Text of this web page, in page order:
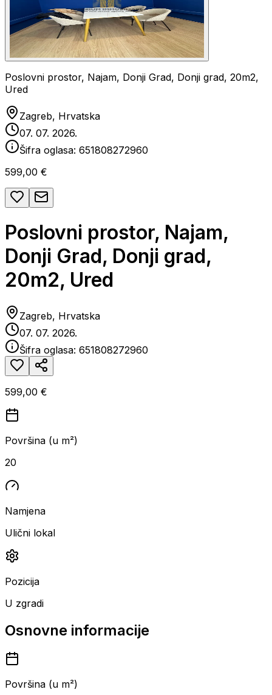
Poslovni prostor, Najam, Donji Grad, Donji grad, 20m2,
Ured
Zagreb, Hrvatska
07. 07. 2026.
Šifra oglasa: 651808272960
599,00 €
Poslovni prostor, Najam,
Donji Grad, Donji grad,
20m2, Ured
Zagreb, Hrvatska
07. 07. 2026.
Šifra oglasa: 651808272960
599,00 €
Površina (u m²)
20
Namjena
Ulični lokal
Pozicija
U zgradi
Osnovne informacije
Površina (u m²)